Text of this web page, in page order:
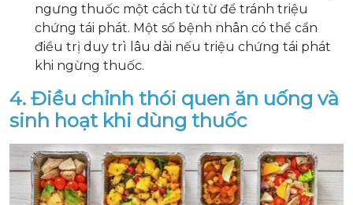
ngưng thuốc một cách từ từ để tránh triệu
chứng tái phát. Một số bệnh nhân có thể cần
điều trị duy trì lâu dài nếu triệu chứng tái phát
khi ngừng thuốc.
4. Điều chỉnh thói quen ăn uống và
sinh hoạt khi dùng thuốc